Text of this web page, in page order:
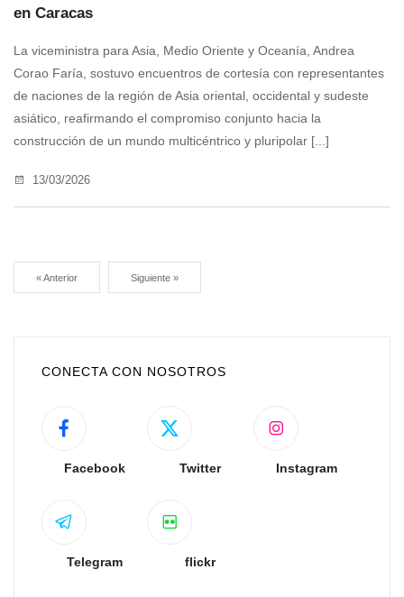
en Caracas
La viceministra para Asia, Medio Oriente y Oceanía, Andrea
Corao Faría, sostuvo encuentros de cortesía con representantes
de naciones de la región de Asia oriental, occidental y sudeste
asiático, reafirmando el compromiso conjunto hacia la
construcción de un mundo multicéntrico y pluripolar [...]
13/03/2026
« Anterior Siguiente »
CONECTA CON NOSOTROS
Facebook Twitter Instagram
Telegram flickr